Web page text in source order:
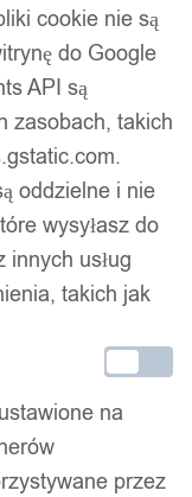
tego samego dnia.
samego dnia.
cookie nie są
do Google
API są
zasobach, takich
oddzielne i nie
wysyłasz do
usług
takich jak
na
przez